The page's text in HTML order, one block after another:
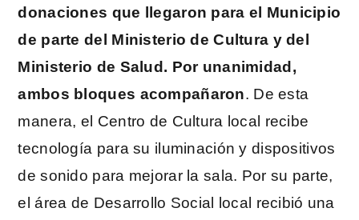
donaciones que llegaron para el Municipio
de parte del Ministerio de Cultura y del
Ministerio de Salud. Por unanimidad,
ambos bloques acompañaron. De esta
manera, el Centro de Cultura local recibe
tecnología para su iluminación y dispositivos
de sonido para mejorar la sala. Por su parte,
el área de Desarrollo Social local recibió una